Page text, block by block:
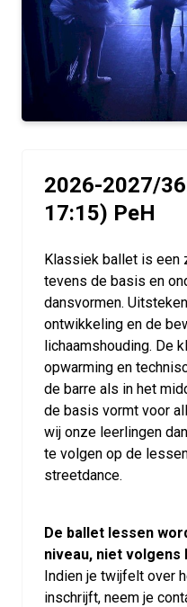
2026-2027/
17:15) PeH
Klassiek ballet is een
tevens de basis en
dansvormen.
ontwikkeling en de
lichaamshouding. De
opwarming en
de barre als in het
de basis vormt voor
wij onze leerlingen
te volgen op de
streetdance.
De ballet lessen
niveau, niet volgens
Indien je twijfelt over
inschrijft, neem je